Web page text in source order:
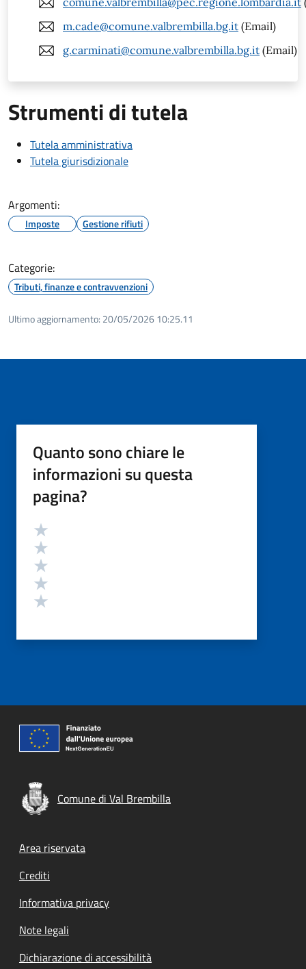
m.cade@comune.valbrembilla.bg.it (Email)
g.carminati@comune.valbrembilla.bg.it (Email)
Strumenti di tutela
Tutela amministrativa
Tutela giurisdizionale
Argomenti:
Imposte Gestione rifiuti
Categorie:
Tributi, finanze e contravvenzioni
Ultimo aggiornamento: 20/05/2026 10:25.11
Quanto sono chiare le
informazioni su questa
pagina?
Valutazione
Comune di Val Brembilla
Footer menu
Area riservata
Crediti
Informativa privacy
Note legali
Dichiarazione di accessibilità